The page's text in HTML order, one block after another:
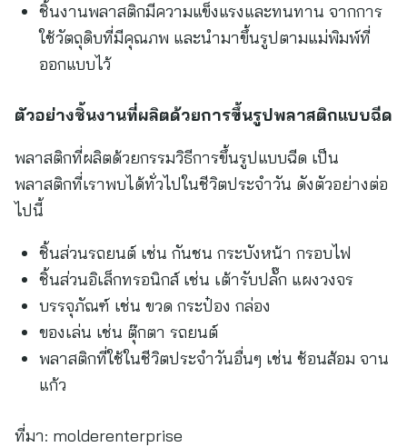
ชิ้นงานพลาสติกมีความแข็งแรงและทนทาน จากการ
ใช้วัตถุดิบที่มีคุณภพ และนำมาขึ้นรูปตามแม่พิมพ์ที่
ออกแบบไว้
ตัวอย่างชิ้นงานที่ผลิตด้วยการขึ้นรูปพลาสติกแบบฉีด
พลาสติกที่ผลิตด้วยกรรมวิธีการขึ้นรูปแบบฉีด เป็น
พลาสติกที่เราพบได้ทั่วไปในชีวิตประจำวัน ดังตัวอย่างต่อ
ไปนี้
ชิ้นส่วนรถยนต์ เช่น กันชน กระบังหน้า กรอบไฟ
ชิ้นส่วนอิเล็กทรอนิกส์ เช่น เต้ารับปลั๊ก แผงวงจร
บรรจุภัณฑ์ เช่น ขวด กระป๋อง กล่อง
ของเล่น เช่น ตุ๊กตา รถยนต์
พลาสติกที่ใช้ในชีวิตประจำวันอื่นๆ เช่น ช้อนส้อม จาน
แก้ว
ที่มา: molderenterprise